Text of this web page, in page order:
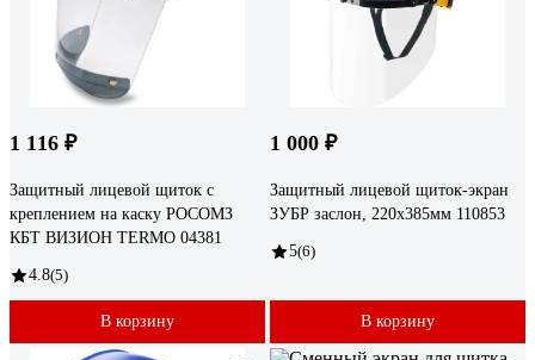
1 116 ₽
Защитный лицевой щиток с
креплением на каску РОСОМЗ
КБТ ВИЗИОН TERMO 04381
4.8(5)
В корзину
1 000 ₽
Защитный лицевой щиток-экран
ЗУБР заслон, 220x385мм 110853
5(6)
В корзину